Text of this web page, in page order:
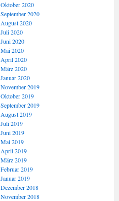
Oktober 2020
September 2020
August 2020
Juli 2020
Juni 2020
Mai 2020
April 2020
März 2020
Januar 2020
November 2019
Oktober 2019
September 2019
August 2019
Juli 2019
Juni 2019
Mai 2019
April 2019
März 2019
Februar 2019
Januar 2019
Dezember 2018
November 2018